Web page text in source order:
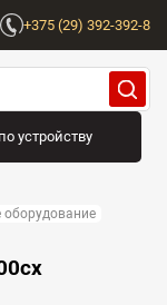
+375 (29) 392-392-8
устройству
оборудование